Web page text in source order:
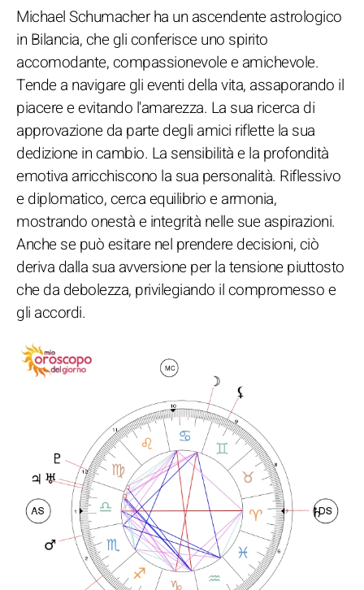
Michael Schumacher ha un ascendente astrologico
in Bilancia, che gli conferisce uno spirito
accomodante, compassionevole e amichevole.
Tende a navigare gli eventi della vita, assaporando il
piacere e evitando l'amarezza. La sua ricerca di
approvazione da parte degli amici riflette la sua
dedizione in cambio. La sensibilità e la profondità
emotiva arricchiscono la sua personalità. Riflessivo
e diplomatico, cerca equilibrio e armonia,
mostrando onestà e integrità nelle sue aspirazioni.
Anche se può esitare nel prendere decisioni, ciò
deriva dalla sua avversione per la tensione piuttosto
che da debolezza, privilegiando il compromesso e
gli accordi.